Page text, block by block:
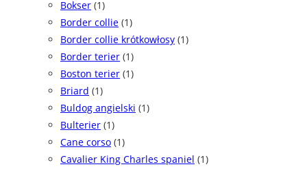
Bokser (1)
Border collie (1)
Border collie krótkowłosy (1)
Border terier (1)
Boston terier (1)
Briard (1)
Buldog angielski (1)
Bulterier (1)
Cane corso (1)
Cavalier King Charles spaniel (1)